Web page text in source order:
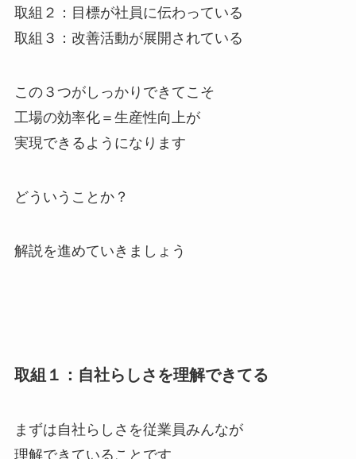
取組２：目標が社員に伝わっている
取組３：改善活動が展開されている
この３つがしっかりできてこそ
工場の効率化＝生産性向上が
実現できるようになります
どういうことか？
解説を進めていきましょう
取組１：自社らしさを理解できてる
まずは自社らしさを従業員みんなが
理解できていることです